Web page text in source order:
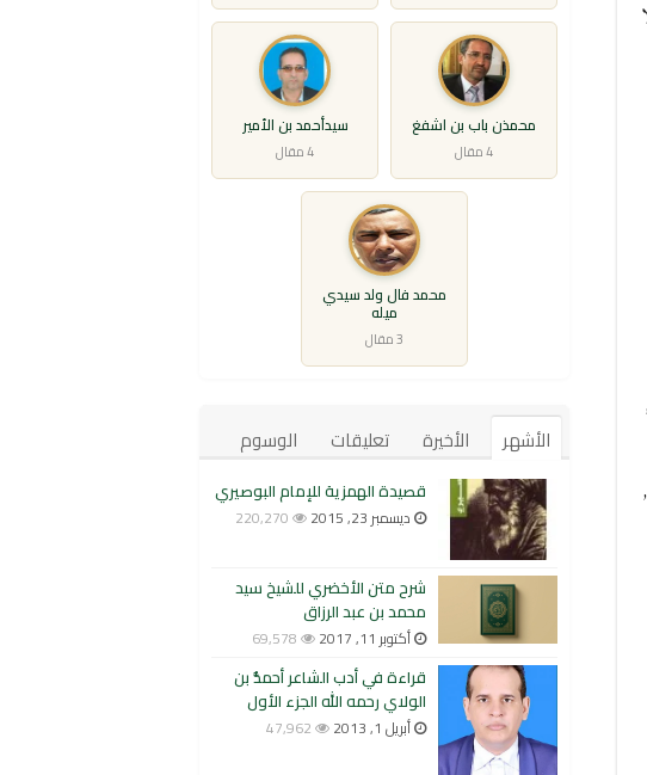
محمذن باب بن اشفغ
4 مقال
سيدأحمد بن الأمير
4 مقال
محمد فال ولد سيدي
ميله
3 مقال
الأشهر الأخيرة تعليقات الوسوم
قصيدة الهمزية للإمام البوصيري
ديسمبر 23, 2015 220,270
شرح متن الأخضري للشيخ سيد
محمد بن عبد الرزاق
أكتوبر 11, 2017 69,578
قراءة في أدب الشاعر أحمدُّ بن
الولاي رحمه الله الجزء الأول
أبريل 1, 2013 47,962